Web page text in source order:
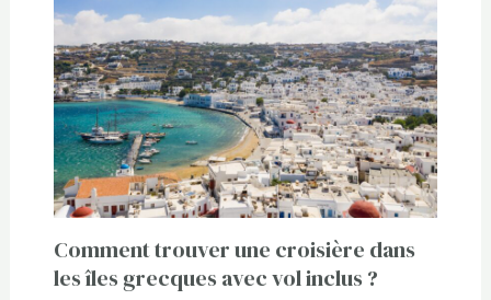
Comment trouver une croisière dans
les îles grecques avec vol inclus ?